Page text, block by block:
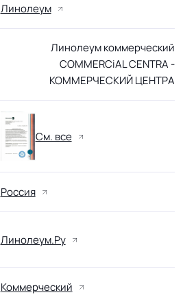
Линолеум
Линолеум коммерческий
COMMERCiAL CENTRA -
КОММЕРЧЕСКИЙ ЦЕНТРА
См. все
Россия
Линолеум.Ру
Коммерческий